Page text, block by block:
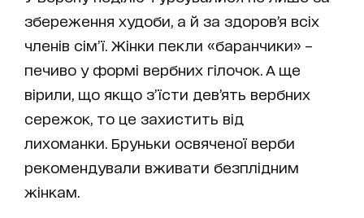
збереження худоби, а й за здоров’я всіх
членів сім’ї. Жінки пекли «баранчики» –
печиво у формі вербних гілочок. А ще
вірили, що якщо з’їсти дев’ять вербних
сережок, то це захистить від
лихоманки. Бруньки освяченої верби
рекомендували вживати безплідним
жінкам.